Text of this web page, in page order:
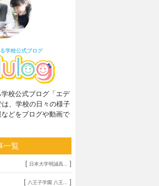
学校公式ブログ
校公式ブログ「エデ
、学校の日々の様子
どをブログや動画で
一覧
[ 日本大学明誠高... ]
[ 八王子学園 八王... ]